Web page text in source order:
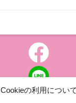
Cookieの利用について